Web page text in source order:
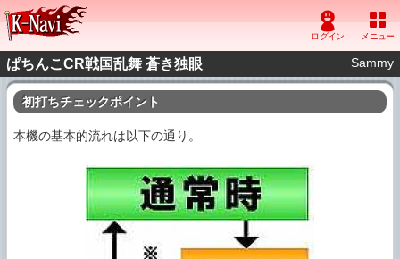
ぱちんこCR戦国乱舞 蒼き独眼 Sammy
初打ちチェックポイント
本機の基本的流れは以下の通り。